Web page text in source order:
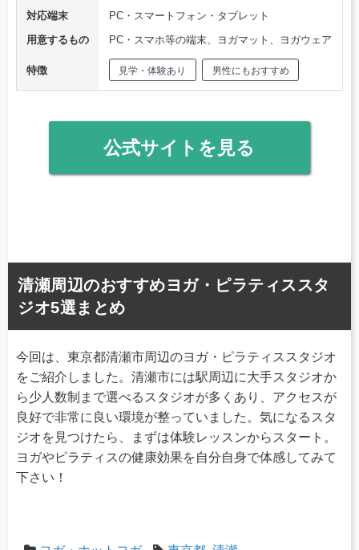
対応端末
PC・スマートフォン・タブレット
用意するもの
PC・スマホ等の端末、ヨガマット、ヨガウェア
特徴 見学・体験あり 男性にもおすすめ
公式サイトを見る
清瀬周辺のおすすめヨガ・ピラティススタ
ジオ5選まとめ
今回は、東京都清瀬市周辺のヨガ・ピラティススタジオ
をご紹介しました。清瀬市には駅周辺に大手スタジオか
ら少人数制まで選べるスタジオが多くあり、アクセスが
良好で非常に良い環境が整っていました。気になるスタ
ジオを見つけたら、まずは体験レッスンからスタート。
ヨガやピラティスの健康効果を自分自身で体感してみて
下さい！